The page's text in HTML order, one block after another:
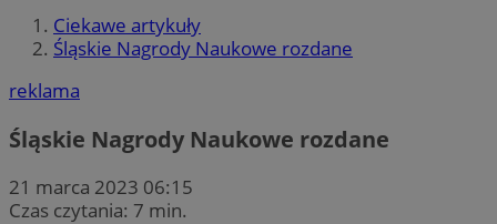
Ciekawe artykuły
Śląskie Nagrody Naukowe rozdane
reklama
Śląskie Nagrody Naukowe rozdane
21 marca 2023 06:15
Czas czytania: 7 min.